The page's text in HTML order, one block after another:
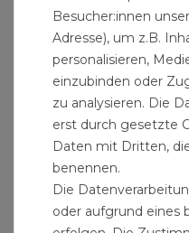
Rohrverbinder DN
Rohre "Rabbit"
9,49 € *
Besucher:innen
Adresse), um z.B.
personalisieren,
einzubinden oder
zu analysieren. Die
erst durch gesetzte
Daten mit Dritten,
benennen.
Die
oder aufgrund eines